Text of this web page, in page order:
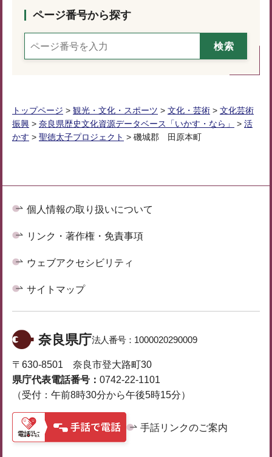
ページ番号から探す
トップページ > 観光・文化・スポーツ > 文化・芸術 > 文化芸術
振興 > 奈良県歴史文化資源データベース「いかす・なら」 > 活
かす > 聖徳太子プロジェクト > 磯城郡 田原本町
個人情報の取り扱いについて
リンク・著作権・免責事項
ウェブアクセシビリティ
サイトマップ
奈良県庁法人番号： 1000020290009
〒630-8501 奈良市登大路町30
県庁代表電話番号： 0742-22-1101
（受付：午前8時30分から午後5時15分）
手話リンクのご案内